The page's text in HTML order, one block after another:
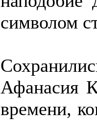
символом
Афанасия
времени,